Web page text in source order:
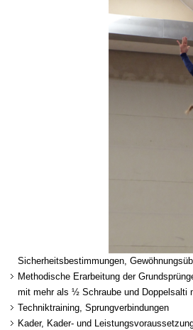
Sicherheitsbestimmungen,
Methodische Erarbeitung der
mit mehr als ½ Schraube und Doppelsalti
Techniktraining, Sprungverbindungen
Kader, Kader- und